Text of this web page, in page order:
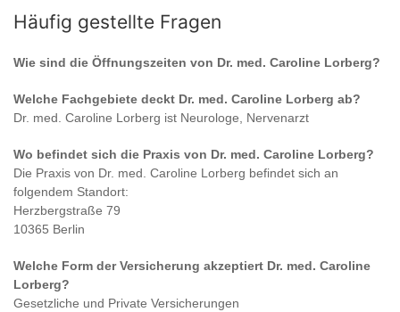
Häufig gestellte Fragen
Wie sind die Öffnungszeiten von Dr. med. Caroline Lorberg?
Welche Fachgebiete deckt Dr. med. Caroline Lorberg ab?
Dr. med. Caroline Lorberg ist Neurologe, Nervenarzt
Wo befindet sich die Praxis von Dr. med. Caroline Lorberg?
Die Praxis von Dr. med. Caroline Lorberg befindet sich an
folgendem Standort:
Herzbergstraße 79
10365 Berlin
Welche Form der Versicherung akzeptiert Dr. med. Caroline
Lorberg?
Gesetzliche und Private Versicherungen